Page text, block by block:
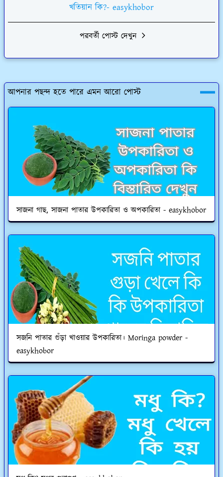
খতিয়ান কি?- easykhobor
পরবর্তী পোস্ট দেখুন
আপনার পছন্দ হতে পারে এমন আরো পোস্ট
সাজনা গাছ, সাজনা পাতার উপকারিতা ও অপকারিতা - easykhobor
সজনি পাতার গুঁড়া খাওয়ার উপকারিতা। Moringa powder -
easykhobor